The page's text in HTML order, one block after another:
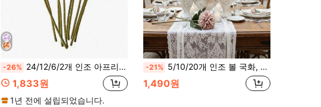
-26% 24/12/6/2개 인조 아프리칸 데이지, 실크 인조 꽃 아프리칸 데이지, 인조 아프리칸 국화, 대량 인조 해바라기, 웨딩 부케, 파티 홈 주방 장식, 장면 배치 파티 휴일 장식
1,833원
1년 전에 설립되었습니다.
-21% 5/10/20개 인조 볼 국화, 결혼식, 프렌치 스타일, 라이트 럭셔리 스타일, 인스 스타일 홈 데코레이션, 결혼식 준비, 촛불 저녁 식사, 크리스마스 파티, 테이블 중앙 장식, 야외 정원 장식, 집들이 선물, 결혼 선물, 기념일 선물, 생일 선물, 어머니의 날 선물 장식, 장식, 발코니, 정원, 정원 장식품, 야외 정원 장식품으로도 사용 가능
1,490원